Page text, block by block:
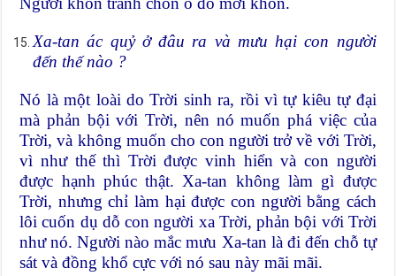
Xa-tan ác quỷ ở đâu ra và mưu hại con người
đến thế nào ?
Nó là một loài do Trời sinh ra, rồi vì tự kiêu tự đại
mà phản bội với Trời, nên nó muốn phá việc của
Trời, và không muốn cho con người trở về với Trời,
vì như thế thì Trời được vinh hiển và con người
được hạnh phúc thật. Xa-tan không làm gì được
Trời, nhưng chỉ làm hại được con người bằng cách
lôi cuốn dụ dỗ con người xa Trời, phản bội với Trời
như nó. Người nào mắc mưu Xa-tan là đi đến chỗ tự
sát và đồng khổ cực với nó sau này mãi mãi.